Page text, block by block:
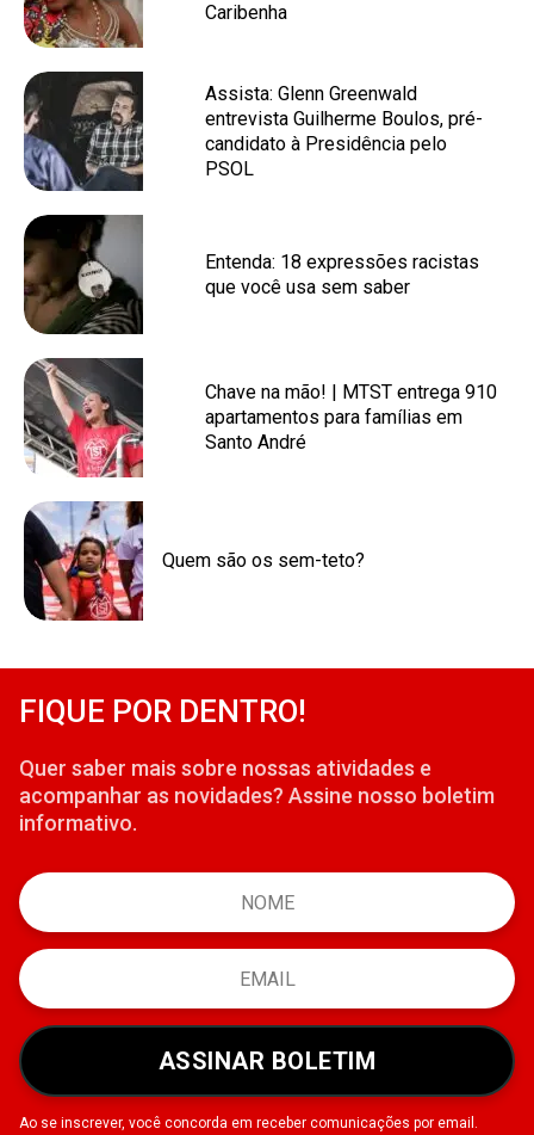
Caribenha
Assista: Glenn Greenwald
entrevista Guilherme Boulos, pré-
candidato à Presidência pelo
PSOL
Entenda: 18 expressões racistas
que você usa sem saber
Chave na mão! | MTST entrega 910
apartamentos para famílias em
Santo André
Quem são os sem-teto?
FIQUE POR DENTRO!
Quer saber mais sobre nossas atividades e
acompanhar as novidades? Assine nosso boletim
informativo.
ASSINAR BOLETIM
Ao se inscrever, você concorda em receber comunicações por email.